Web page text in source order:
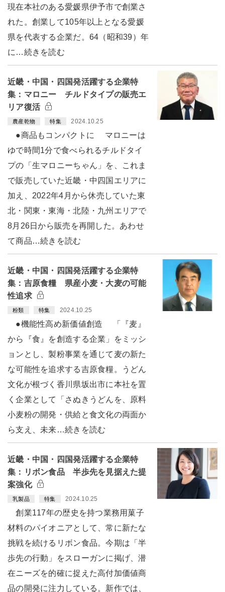
現在本社のある愛媛県伊予市で創業さ
れた。創業して105年以上となる愛媛
県を代表する企業だ。64（昭和39）年
に…続きを読む
近畿・中国・四国発活躍する企業特
集：マロニー チルドタイプの販売エ
リア復活
農産乾物 特集 2024.10.25
●商品もコンパクトに マロニーは
ゆで時間1分で食べられるチルドタイ
プの「生マロニーちゃん」を、これま
で販売していた近畿・中四国エリアに
加え、2022年4月から休売していた東
北・関東・東海・北陸・九州エリアで
8月26日から販売を再開した。あわせ
て商品…続きを読む
近畿・中国・四国発活躍する企業特
集：吉原食糧 県産小麦・大麦の可能
性追求
粉類 特集 2024.10.25
●機能性高め新価値創造 「『麦』
から『食』を創造する企業」をミッシ
ョンとし、製粉事業を通じて麦の新た
な可能性を追求する吉原食糧。うどん
文化が根づく香川県坂出市に本社を置
く企業として「さぬきうどんを、原料
小麦粉の開発・供給と食文化の両面か
ら支え、未来…続きを読む
近畿・中国・四国発活躍する企業特
集：リボン食品 半歩先を見据えた提
案強化
乳製品 特集 2024.10.25
創業117年の歴史を持つ業務用菓子
材料のパイオニアとして、常に新たな
挑戦を続けるリボン食品。今期は「半
歩先の行動」をスローガンに掲げ、潜
在ニーズを的確に捉えた高付加価値商
品の開発に注力している。新作では、